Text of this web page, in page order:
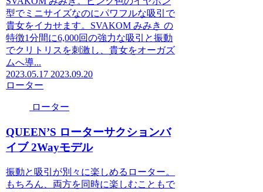
型でミニサイズなのにパワフルな吸引で
貴女をイカせます。SVAKOM みみき の
特徴1分間に6,000回の強力な吸引と振動
でクリトリスを刺激し、貴女をオーガズ
ムへ導...
2023.05.17 2023.09.20
ローター
ローター
QUEEN’S ローターサクションバ
イブ 2Wayモデル
振動と吸引が別々に楽しめるローター。
もちろん、両方を同時に楽しむこともで